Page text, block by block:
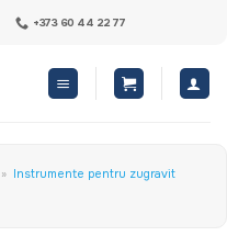
+373 60 44 22 77
» Instrumente pentru zugravit